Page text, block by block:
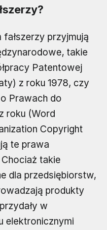
przyjmują
takie
Patentowej
z roku 1978, czy
Prawach do
roku (Word
Copyright
te prawa
takie
dla przedsiębiorstw,
produkty
w
elektronicznymi